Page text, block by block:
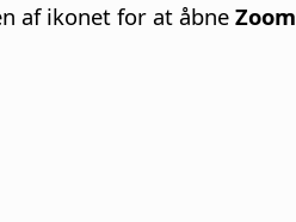
af ikonet for at åbne Zoom